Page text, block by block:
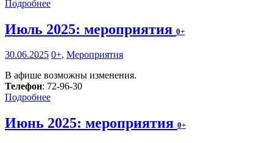
Подробнее
Июль 2025: мероприятия 0+
30.06.2025 0+, Мероприятия
В афише возможны изменения.
Телефон: 72-96-30
Подробнее
Июнь 2025: мероприятия 0+